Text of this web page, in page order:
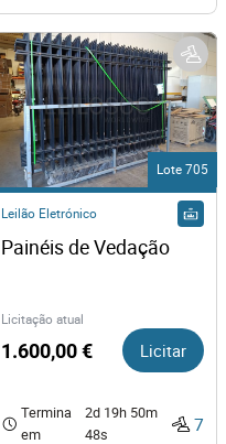
Lote 705
Leilão Eletrónico
Painéis de Vedação
Licitação atual
1.600,00 € Licitar
Termina
em
2d 19h 50m
48s
7